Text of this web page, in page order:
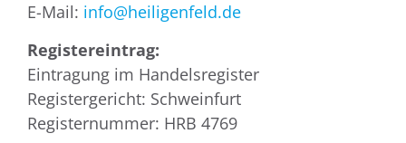
E-Mail: info@heiligenfeld.de
Registereintrag:
Eintragung im Handelsregister
Registergericht: Schweinfurt
Registernummer: HRB 4769